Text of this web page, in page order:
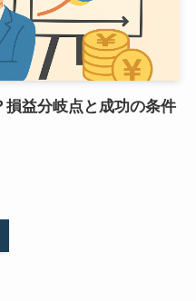
益分岐点と成功の条件